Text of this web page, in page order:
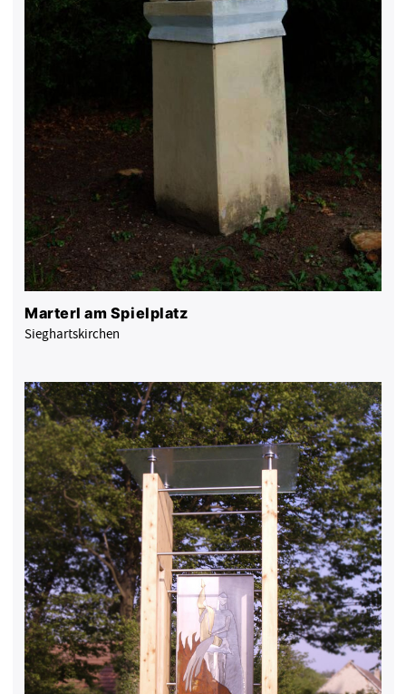
Marterl am Spielplatz
Sieghartskirchen